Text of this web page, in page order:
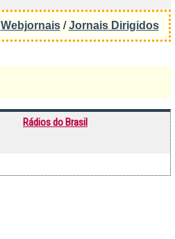
Webjornais/Jornais Dirigidos
Rádios do Brasil